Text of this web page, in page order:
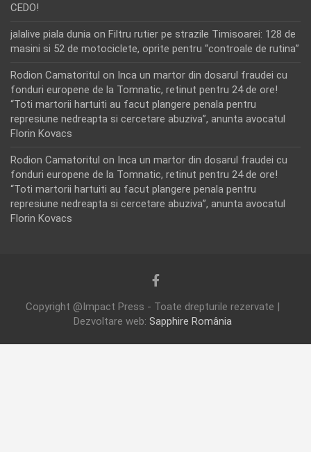
CEDO!
jalalive piala dunia on Filtru rutier pe strazile Timisoarei: 128 de
masini si 52 de motociclete, oprite pentru “controale de rutina”
Rodion Camatoritul on Inca un martor din dosarul fraudei cu
fonduri europene de la Tomnatic, retinut pentru 24 de ore!
“Toti martorii hartuiti au facut plangere penala pentru
represiune nedreapta si cercetare abuziva”, anunta avocatul
Florin Kovacs
Rodion Camatoritul on Inca un martor din dosarul fraudei cu
fonduri europene de la Tomnatic, retinut pentru 24 de ore!
“Toti martorii hartuiti au facut plangere penala pentru
represiune nedreapta si cercetare abuziva”, anunta avocatul
Florin Kovacs
Copyright @Impact Press - Toate drepturile rezervate |
Dezvoltare web: Sapphire România